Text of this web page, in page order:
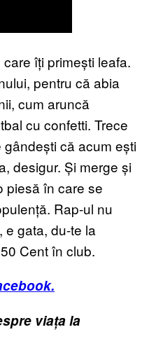
îți primești leafa.
pentru că abia
cum aruncă
cu confetti. Trece
că acum ești
desigur. Și merge și
piesă în care se
Rap-ul nu
e gata, du-te la
Cent în club.
viața la